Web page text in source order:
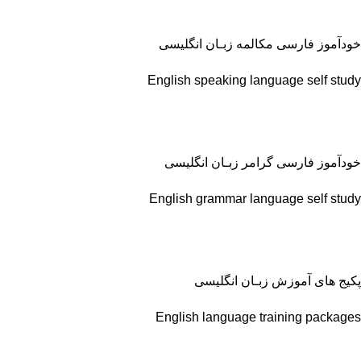
خودآموز فارسی مکالمه زبـان انگلیسی
English speaking language self study
خودآموز فارسی گرامر زبـان انگلیسی
English grammar language self study
پکیج های آموزش زبـان انگلیسی
English language training packages